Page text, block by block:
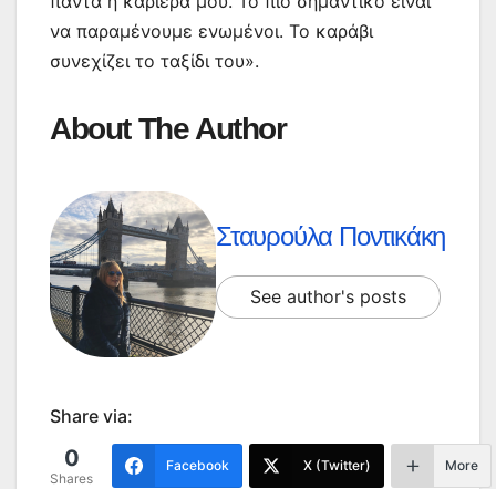
να παραμένουμε ενωμένοι. Το καράβι
συνεχίζει το ταξίδι του».
About The Author
Σταυρούλα Ποντικάκη
See author's posts
Share via:
0
Shares
Facebook X (Twitter) More